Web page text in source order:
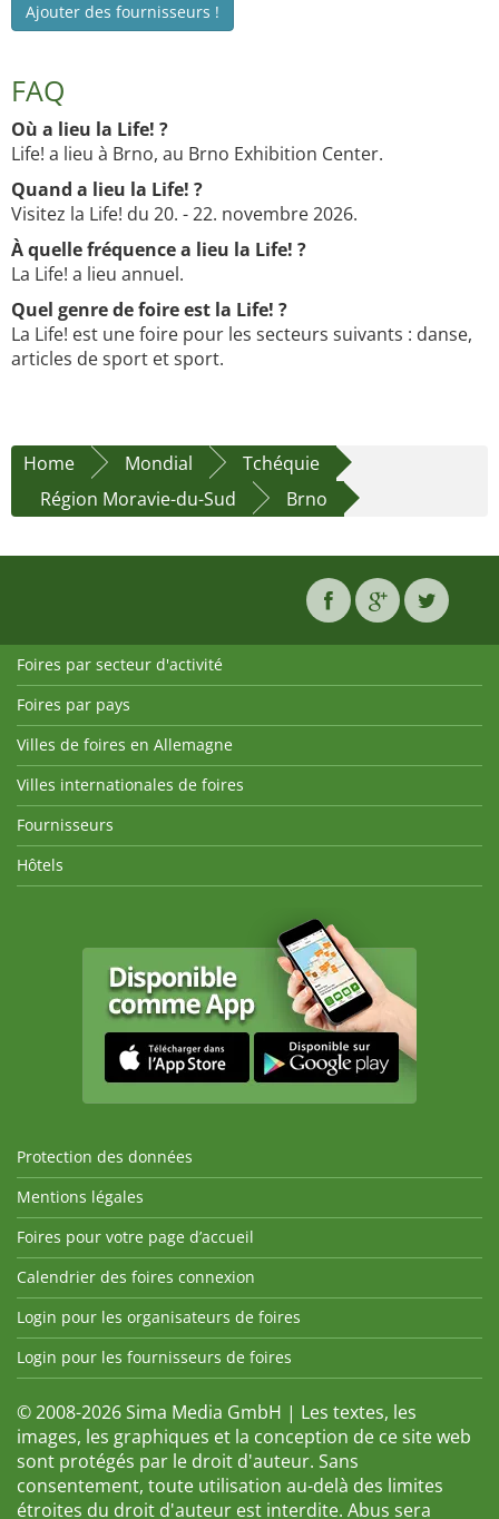
Ajouter des fournisseurs !
FAQ
Où a lieu la Life! ?
Life! a lieu à Brno, au Brno Exhibition Center.
Quand a lieu la Life! ?
Visitez la Life! du 20. - 22. novembre 2026.
À quelle fréquence a lieu la Life! ?
La Life! a lieu annuel.
Quel genre de foire est la Life! ?
La Life! est une foire pour les secteurs suivants : danse,
articles de sport et sport.
Home Mondial
Tchéquie
Région Moravie-du-Sud
Brno
Foires par secteur d'activité
Foires par pays
Villes de foires en Allemagne
Villes internationales de foires
Fournisseurs
Hôtels
Protection des données
Mentions légales
Foires pour votre page d’accueil
Calendrier des foires connexion
Login pour les organisateurs de foires
Login pour les fournisseurs de foires
© 2008-2026 Sima Media GmbH | Les textes, les
images, les graphiques et la conception de ce site web
sont protégés par le droit d'auteur. Sans
consentement, toute utilisation au-delà des limites
étroites du droit d'auteur est interdite. Abus sera